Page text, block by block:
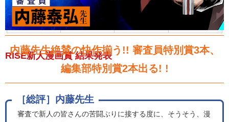
22年10月期 22年9月期 22年8月期 22年7月期
22年6月期 22年5月期 22年4月期 22年3月期
RISE新人漫画賞 結果発表
内藤先生絶賛の快作揃う!! 審査員特別賞3本、
編集部特別賞2本出る! !
［総評］内藤先生
審査で新人の皆さんの苦闘ぶりに接する度に、そうそう、漫